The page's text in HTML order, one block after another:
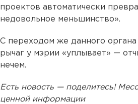
проектов автоматически
недовольное меньшинство».
С переходом же данного
рычаг у мэрии «уплывает» —
нечем.
Есть новость — поделитесь!
ценной информации